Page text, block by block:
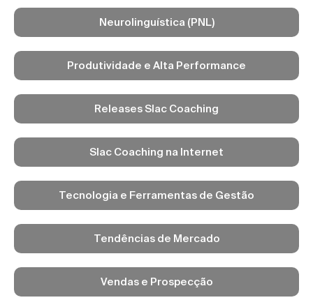
Neurolinguística (PNL)
Produtividade e Alta Performance
Releases Slac Coaching
Slac Coaching na Internet
Tecnologia e Ferramentas de Gestão
Tendências de Mercado
Vendas e Prospecção